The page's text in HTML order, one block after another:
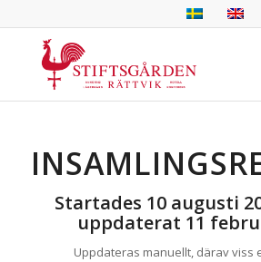
Startades 10 augusti
uppdaterat 11
Uppdateras manuellt, därav viss